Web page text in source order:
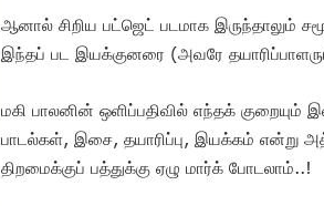
ஆனால் சிறிய பட்ஜெட் படமாக இருந்தாலும்
இந்தப் பட இயக்குனரை (அவரே
மகி பாலனின் ஒளிப்பதிவில் எந்தக்
பாடல்கள், இசை, தயாரிப்பு, இயக்கம் என்று
திறமைக்குப் பத்துக்கு ஏழு மார்க் போடலாம்..!